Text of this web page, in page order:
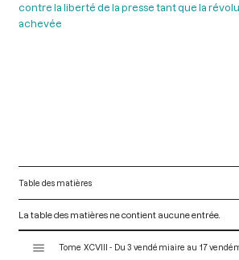
contre la liberté de la presse tant que la
achevée
Table des matières
La table des matières ne contient aucune entrée.